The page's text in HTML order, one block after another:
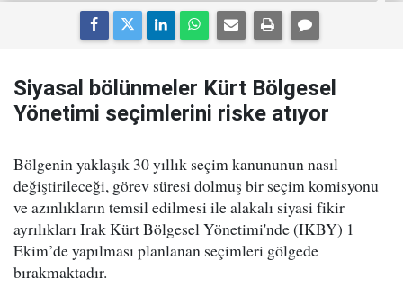
Siyasal bölünmeler Kürt Bölgesel
Yönetimi seçimlerini riske atıyor
Bölgenin yaklaşık 30 yıllık seçim kanununun nasıl
değiştirileceği, görev süresi dolmuş bir seçim komisyonu
ve azınlıkların temsil edilmesi ile alakalı siyasi fikir
ayrılıkları Irak Kürt Bölgesel Yönetimi'nde (IKBY) 1
Ekim’de yapılması planlanan seçimleri gölgede
bırakmaktadır.